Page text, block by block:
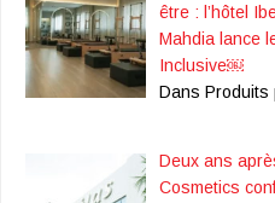
être : l’hôtel
Mahdia lance
Inclusive￼
Dans Produits
Deux ans
Cosmetics